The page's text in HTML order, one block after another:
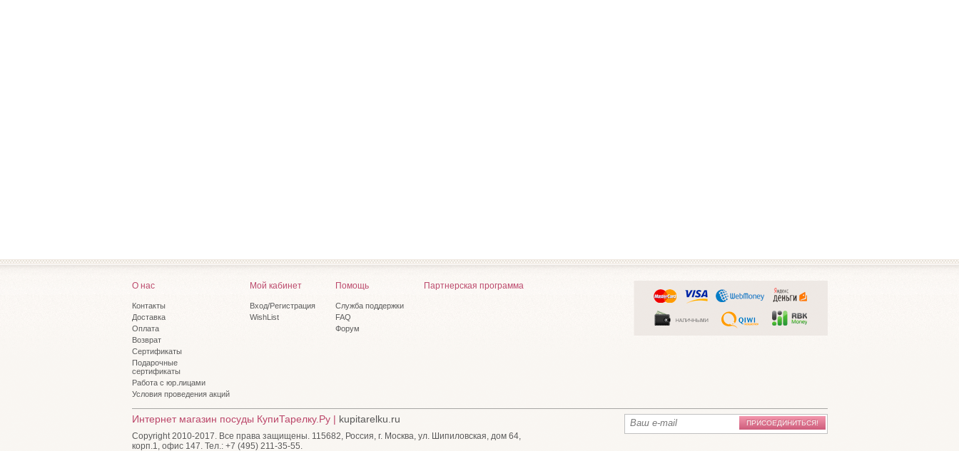
О нас
Контакты
Доставка
Оплата
Возврат
Сертификаты
Подарочные
сертификаты
Работа с юр.лицами
Условия проведения акций
Мой кабинет
Вход/Регистрация
WishList
Помощь
Служба поддержки
FAQ
Форум
Партнерская программа
ПРИСОЕДИНИТЬСЯ!
Интернет магазин посуды КупиТарелку.Ру | kupitarelku.ru
Copyright 2010-2017. Все права защищены. 115682, Россия, г. Москва, ул. Шипиловская, дом 64,
корп.1, офис 147. Тел.: +7 (495) 211-35-55.